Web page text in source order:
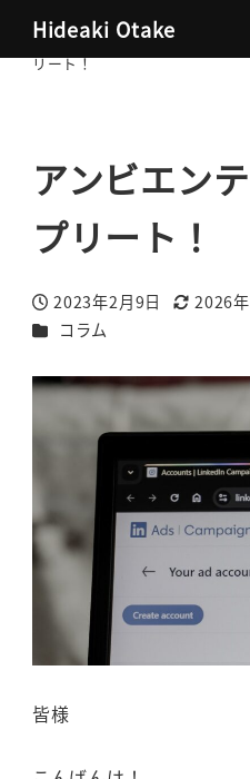
Hideaki Otake
大竹秀明 公式サイト
リート！
アンビエン
プリート！
投稿日
2023年2月9日
更新日
2026
カテゴリー
コラム
皆様